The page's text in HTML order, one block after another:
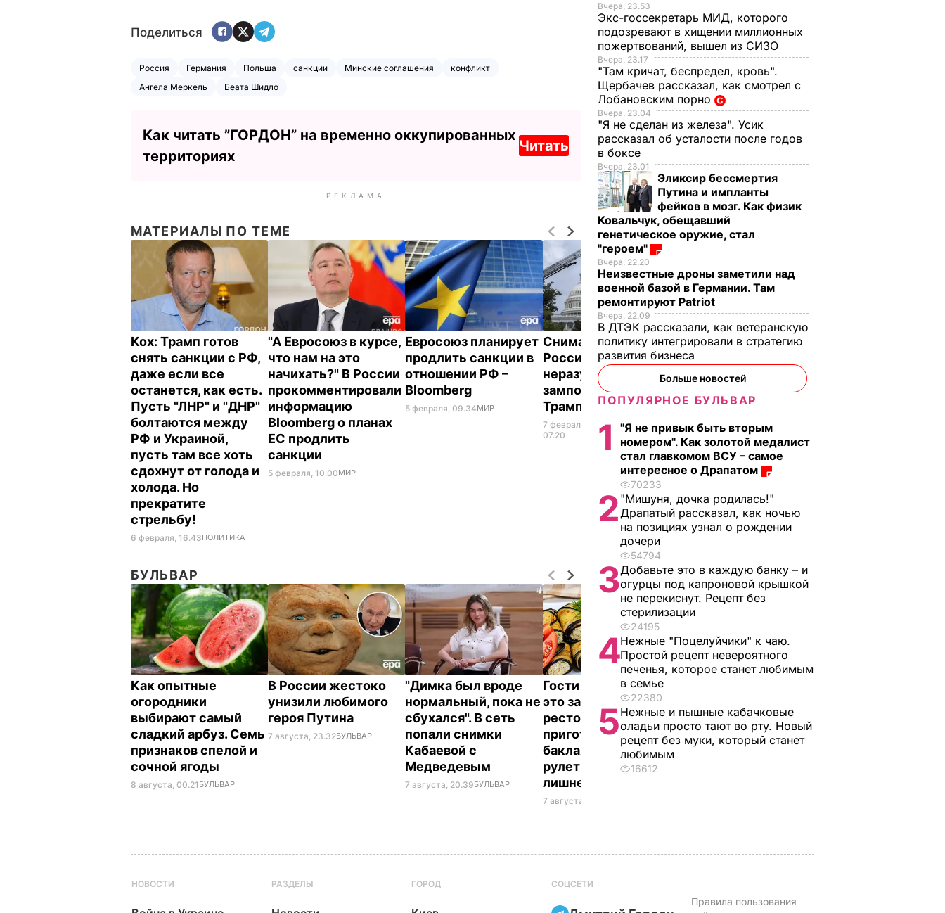
Поделиться
Россия Германия Польша санкции Минские соглашения
конфликт
Ангела Меркель
Беата Шидло
Как читать ”ГОРДОН” на временно оккупированных
территориях
Читать
РЕКЛАМА
МАТЕРИАЛЫ ПО ТЕМЕ
Кох: Трамп готов
снять санкции с РФ,
даже если все
останется, как есть.
Пусть "ЛНР" и "ДНР"
болтаются между
РФ и Украиной,
пусть там все хоть
сдохнут от голода и
холода. Но
прекратите
стрельбу!
6 февраля, 16.43ПОЛИТИКА
"А Евросоюз в курсе,
что нам на это
начихать?" В России
прокомментировали
информацию
Bloomberg о планах
ЕС продлить
санкции
5 февраля, 10.00МИР
Евросоюз планирует
продлить санкции в
отношении РФ –
Bloomberg
5 февраля, 09.34МИР
Снимать санкции с
России было бы
неразумно –
зампомощника
Трампа
7 февраля,
07.20
ВОЙНА В
УКРАИНЕ
БУЛЬВАР
Как опытные
огородники
выбирают самый
сладкий арбуз. Семь
признаков спелой и
сочной ягоды
8 августа, 00.21 БУЛЬВАР
В России жестоко
унизили любимого
героя Путина
7 августа, 23.32БУЛЬВАР
"Димка был вроде
нормальный, пока не
сбухался". В сеть
попали снимки
Кабаевой с
Медведевым
7 августа, 20.39БУЛЬВАР
Гости думают, что
это закуска из
ресторана. Как
приготовить нежные
баклажанные
рулетики без
лишнего жира
7 августа, 20.17
не буду". Драпатый
рассказал, какую
профессию выбрал
его сын
Вчера, 23.53
Экс-госсекретарь МИД, которого
подозревают в хищении миллионных
пожертвований, вышел из СИЗО
Вчера, 23.17
"Там кричат, беспредел, кровь".
Щербачев рассказал, как смотрел с
Лобановским порно
Вчера, 23.04
"Я не сделан из железа". Усик
рассказал об усталости после годов
в боксе
Вчера, 23.01
Эликсир бессмертия
Путина и импланты
фейков в мозг. Как физик
Ковальчук, обещавший
генетическое оружие, стал
"героем"
Вчера, 22.20
Неизвестные дроны заметили над
военной базой в Германии. Там
ремонтируют Patriot
Вчера, 22.09
В ДТЭК рассказали, как ветеранскую
политику интегрировали в стратегию
развития бизнеса
Больше новостей
ПОПУЛЯРНОЕ БУЛЬВАР
1
"Я не привык быть вторым
номером". Как золотой медалист
стал главкомом ВСУ – самое
интересное о Драпатом
70233
2 "Мишуня, дочка родилась!"
Драпатый рассказал, как ночью
на позициях узнал о рождении
дочери
54794
3Добавьте это в каждую банку – и
огурцы под капроновой крышкой
не перекиснут. Рецепт без
стерилизации
24195
4Нежные "Поцелуйчики" к чаю.
Простой рецепт невероятного
печенья, которое станет любимым
в семье
22380
5Нежные и пышные кабачковые
оладьи просто тают во рту. Новый
рецепт без муки, который станет
любимым
16612
НОВОСТИ РАЗДЕЛЫ ГОРОД СОЦСЕТИ
Правила пользования